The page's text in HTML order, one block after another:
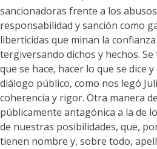
sancionadoras frente a los
responsabilidad y sanción como
liberticidas que minan la
tergiversando dichos y hechos.
que se hace, hacer lo que se dice
diálogo público, como nos legó
coherencia y rigor. Otra manera
públicamente antagónica a la de
de nuestras posibilidades, que,
tienen nombre y, sobre todo,